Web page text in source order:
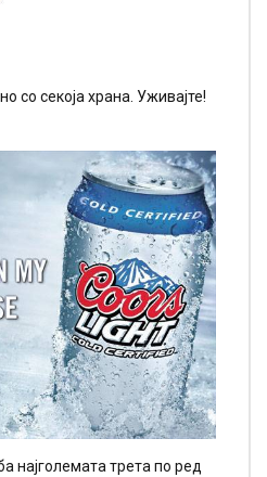
со секоја храна. Уживајте!
најголемата трета по ред